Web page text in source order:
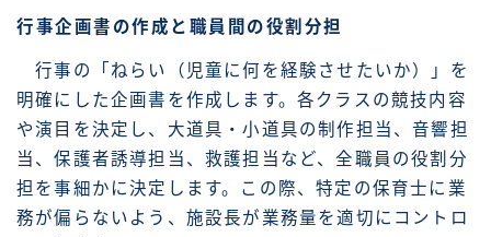
行事企画書の作成と職員間の役割分担
行事の「ねらい（児童に何を経験させたいか）」を
明確にした企画書を作成します。各クラスの競技内容
や演目を決定し、大道具・小道具の制作担当、音響担
当、保護者誘導担当、救護担当など、全職員の役割分
担を事細かに決定します。この際、特定の保育士に業
務が偏らないよう、施設長が業務量を適切にコントロ